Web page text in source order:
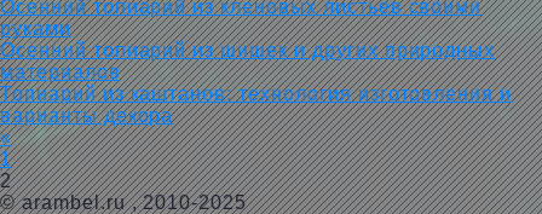
Осенний топиарий из кленовых листьев своими
руками
Осенний топиарий из шишек и других природных
материалов
Топиарий из каштанов: технология изготовления и
варианты декора
«
1
2
© arambel.ru, 2010-2025